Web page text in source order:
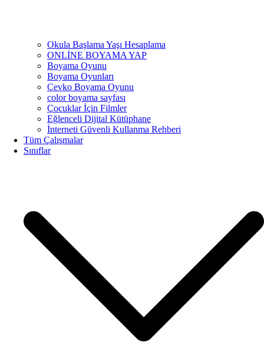
Okula Başlama Yaşı Hesaplama
ONLİNE BOYAMA YAP
Boyama Oyunu
Boyama Oyunları
Çevko Boyama Oyunu
color boyama sayfası
Çocuklar İçin Filmler
Eğlenceli Dijital Kütüphane
İnterneti Güvenli Kullanma Rehberi
Tüm Çalışmalar
Sınıflar